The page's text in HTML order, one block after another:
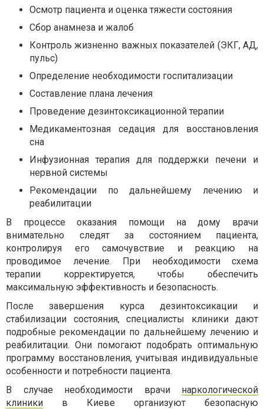
Осмотр пациента и оценка тяжести состояния
Сбор анамнеза и жалоб
Контроль жизненно важных показателей (ЭКГ, АД,
пульс)
Определение необходимости госпитализации
Составление плана лечения
Проведение дезинтоксикационной терапии
Медикаментозная седация для восстановления
сна
Инфузионная терапия для поддержки печени и
нервной системы
Рекомендации по дальнейшему лечению и
реабилитации
В процессе оказания помощи на дому врачи
внимательно следят за состоянием пациента,
контролируя его самочувствие и реакцию на
проводимое лечение. При необходимости схема
терапии корректируется, чтобы обеспечить
максимальную эффективность и безопасность.
После завершения курса дезинтоксикации и
стабилизации состояния, специалисты клиники дают
подробные рекомендации по дальнейшему лечению и
реабилитации. Они помогают подобрать оптимальную
программу восстановления, учитывая индивидуальные
особенности и потребности пациента.
В случае необходимости врачи наркологической
клиники в Киеве организуют безопасную